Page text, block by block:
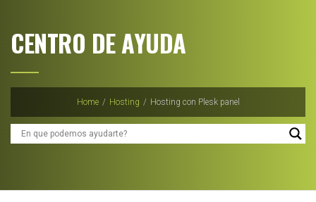
CENTRO DE AYUDA
Home / Hosting / Hosting con Plesk panel